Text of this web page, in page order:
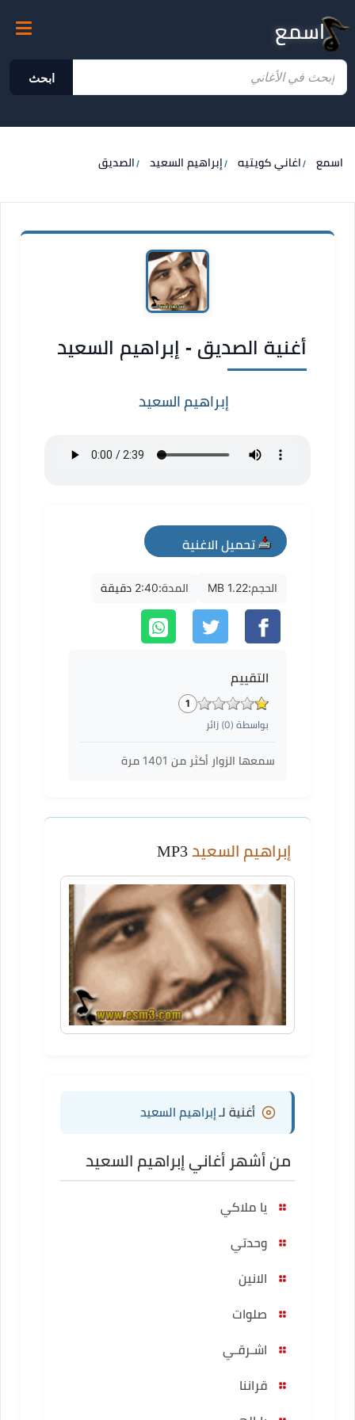
اسمع
ابحث
اسمع اغاني كويتيه إبراهيم السعيد الصديق
أغنية الصديق - إبراهيم السعيد
إبراهيم السعيد
تحميل الاغنية
mp3
الحجم:1.22 MB المدة:2:40 دقيقة
التقييم
1
بواسطة (0) زائر
سمعها الزوار أكثر من 1401 مرة
إبراهيم السعيد
أغنية لـ إبراهيم السعيد
من أشهر أغاني إبراهيم السعيد
يا ملاكي
وحدتي
الانين
صلوات
اشـرقـي
قراننا